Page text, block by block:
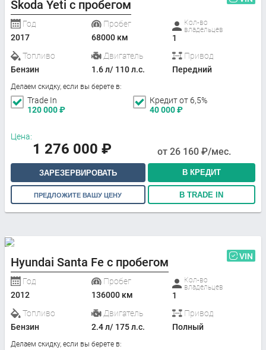
Skoda Yeti с пробегом
Год
2017
Пробег
68000 км
Кол-во
владельцев
1
Топливо
Бензин
Двигатель
1.6 л/ 110 л.с.
Привод
Передний
Делаем скидку, если вы берете в:
Trade In
120 000₽
Кредит от 6,5%
40 000₽
Цена:
1 276 000 ₽ от 26 160 ₽/мес.
ЗАРЕЗЕРВИРОВАТЬ В КРЕДИТ
ПРЕДЛОЖИТЕ ВАШУ ЦЕНУ В TRADE IN
Hyundai Santa Fe с пробегом VIN
Год
2012
Пробег
136000 км
Кол-во
владельцев
1
Топливо
Бензин
Двигатель
2.4 л/ 175 л.с.
Привод
Полный
Делаем скидку, если вы берете в: